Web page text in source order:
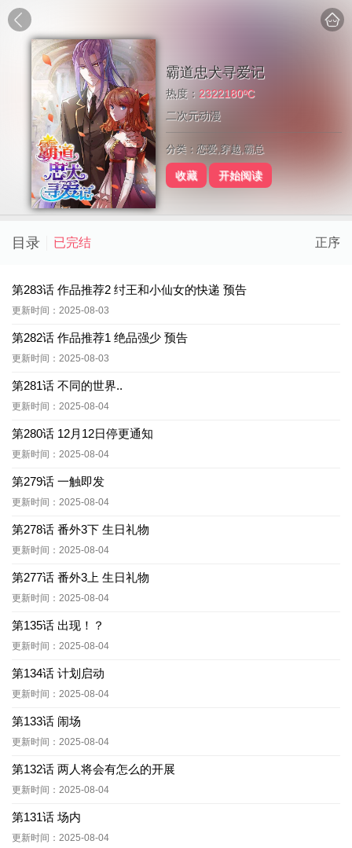
霸道忠犬寻爱记
热度： 2322180ºC
二次元动漫
分类：恋爱,穿越,霸总
收藏 开始阅读
目录 已完结 正序
第283话 作品推荐2 纣王和小仙女的快递 预告
更新时间：2025-08-03
第282话 作品推荐1 绝品强少 预告
更新时间：2025-08-03
第281话 不同的世界..
更新时间：2025-08-04
第280话 12月12日停更通知
更新时间：2025-08-04
第279话 一触即发
更新时间：2025-08-04
第278话 番外3下 生日礼物
更新时间：2025-08-04
第277话 番外3上 生日礼物
更新时间：2025-08-04
第135话 出现！？
更新时间：2025-08-04
第134话 计划启动
更新时间：2025-08-04
第133话 闹场
更新时间：2025-08-04
第132话 两人将会有怎么的开展
更新时间：2025-08-04
第131话 场内
更新时间：2025-08-04